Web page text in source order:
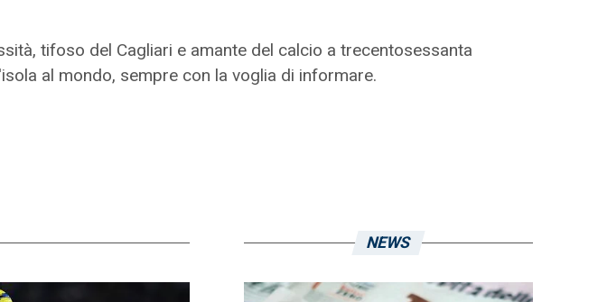
tifoso del Cagliari e amante del calcio a trecentosessanta
al mondo, sempre con la voglia di informare.
NEWS